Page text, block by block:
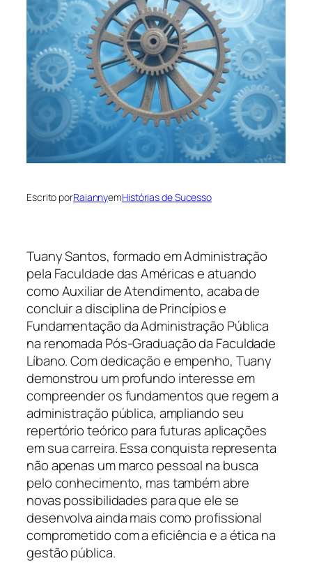
Escrito porRaiannyemHistórias de Sucesso
Tuany Santos, formado em Administração
pela Faculdade das Américas e atuando
como Auxiliar de Atendimento, acaba de
concluir a disciplina de Princípios e
Fundamentação da Administração Pública
na renomada Pós-Graduação da Faculdade
Líbano. Com dedicação e empenho, Tuany
demonstrou um profundo interesse em
compreender os fundamentos que regem a
administração pública, ampliando seu
repertório teórico para futuras aplicações
em sua carreira. Essa conquista representa
não apenas um marco pessoal na busca
pelo conhecimento, mas também abre
novas possibilidades para que ele se
desenvolva ainda mais como profissional
comprometido com a eficiência e a ética na
gestão pública.